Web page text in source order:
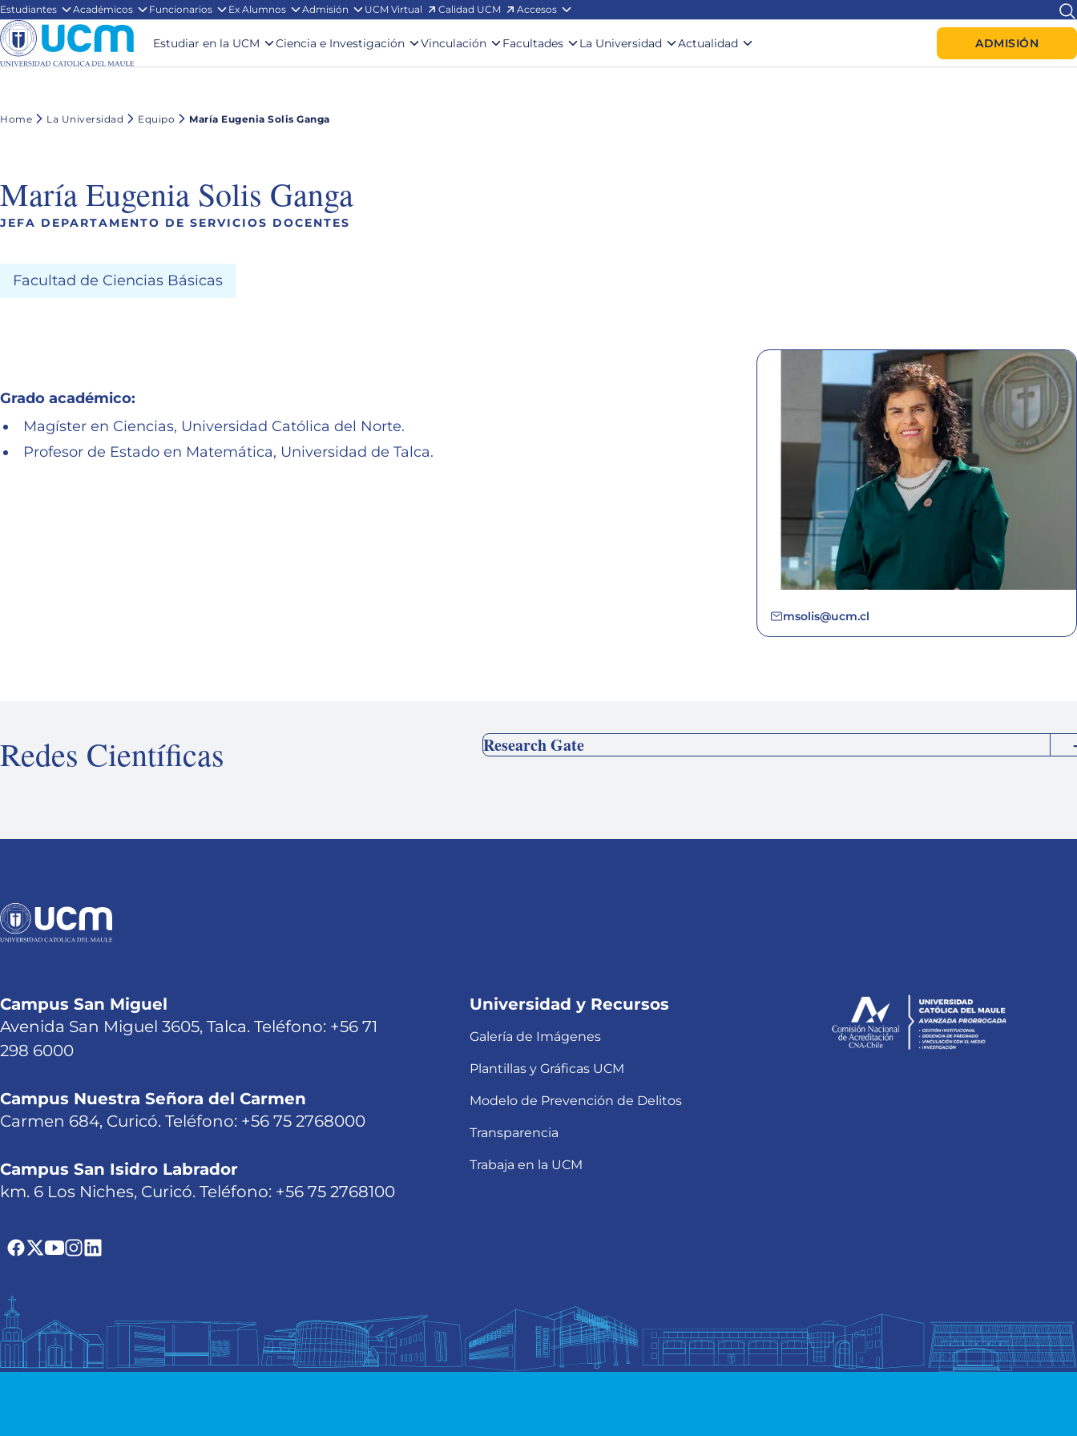
Estudiantes Académicos Funcionarios Ex Alumnos Admisión UCM Virtual Calidad UCM Accesos
Estudiar en la UCM Ciencia e Investigación Vinculación Facultades La Universidad Actualidad ADMISIÓN
Home La Universidad Equipo María Eugenia Solis Ganga
María Eugenia Solis Ganga
JEFA DEPARTAMENTO DE SERVICIOS DOCENTES
Facultad de Ciencias Básicas
Grado académico:
Magíster en Ciencias, Universidad Católica del Norte.
Profesor de Estado en Matemática, Universidad de Talca.
msolis@ucm.cl
Redes Científicas Research Gate
Campus San Miguel
Avenida San Miguel 3605, Talca. Teléfono: +56 71
298 6000
Campus Nuestra Señora del Carmen
Carmen 684, Curicó. Teléfono: +56 75 2768000
Campus San Isidro Labrador
km. 6 Los Niches, Curicó. Teléfono: +56 75 2768100
Universidad y Recursos
Galería de Imágenes
Plantillas y Gráficas UCM
Modelo de Prevención de Delitos
Transparencia
Trabaja en la UCM